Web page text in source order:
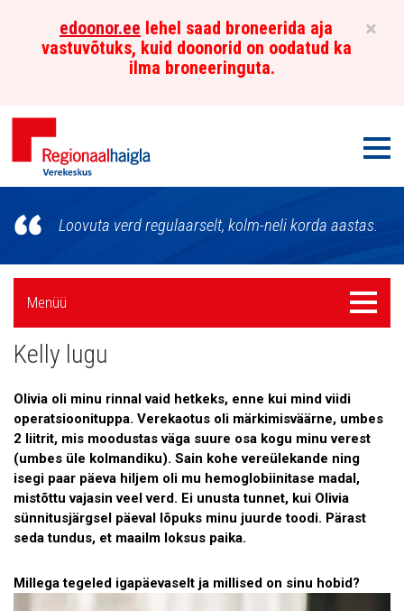
×
edoonor.ee lehel saad broneerida aja
vastuvõtuks, kuid doonorid on oodatud ka
ilma broneeringuta.
Põhja-
Eesti
Regionaalhaigla
Verekeskus
Loovuta verd regulaarselt, kolm-neli korda aastas.
Külgpaani
navigatsioon
Menüü
Menüü
Patsientide lood
Doonorite ja sõprade lood
Kelly lugu
Olivia oli minu rinnal vaid hetkeks, enne kui mind viidi
operatsioonituppa. Verekaotus oli märkimisväärne, umbes
2 liitrit, mis moodustas väga suure osa kogu minu verest
(umbes üle kolmandiku). Sain kohe vereülekande ning
isegi paar päeva hiljem oli mu hemoglobiinitase madal,
mistõttu vajasin veel verd. Ei unusta tunnet, kui Olivia
sünnitusjärgsel päeval lõpuks minu juurde toodi. Pärast
seda tundus, et maailm loksus paika.
Millega tegeled igapäevaselt ja millised on sinu hobid?